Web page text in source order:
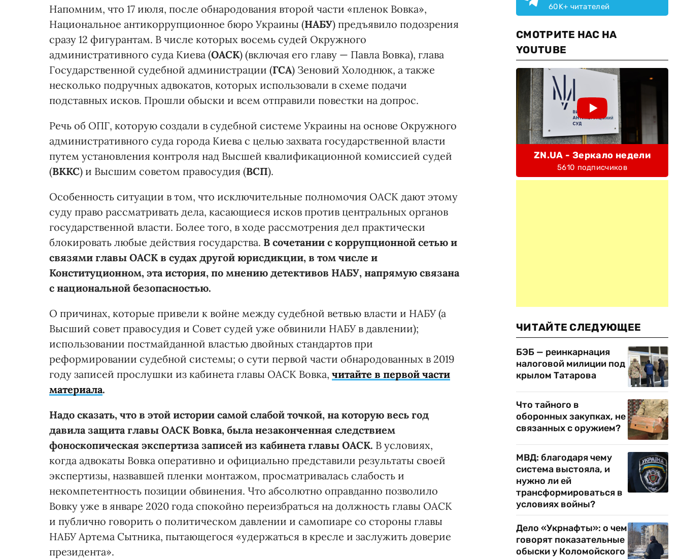
Напомним, что 17 июля, после обнародования второй части «пленок Вовка»,
Национальное антикоррупционное бюро Украины (НАБУ) предъявило подозрения
сразу 12 фигурантам. В числе которых восемь судей Окружного
административного суда Киева (ОАСК) (включая его главу — Павла Вовка), глава
Государственной судебной администрации (ГСА) Зеновий Холоднюк, а также
несколько подручных адвокатов, которых использовали в схеме подачи
подставных исков. Прошли обыски и всем отправили повестки на допрос.
Речь об ОПГ, которую создали в судебной системе Украины на основе Окружного
административного суда города Киева с целью захвата государственной власти
путем установления контроля над Высшей квалификационной комиссией судей
(ВККС) и Высшим советом правосудия (ВСП).
Особенность ситуации в том, что исключительные полномочия ОАСК дают этому
суду право рассматривать дела, касающиеся исков против центральных органов
государственной власти. Более того, в ходе рассмотрения дел практически
блокировать любые действия государства. В сочетании с коррупционной сетью и
связями главы ОАСК в судах другой юрисдикции, в том числе и
Конституционном, эта история, по мнению детективов НАБУ, напрямую связана
с национальной безопасностью.
О причинах, которые привели к войне между судебной ветвью власти и НАБУ (а
Высший совет правосудия и Совет судей уже обвинили НАБУ в давлении);
использовании постмайданной властью двойных стандартов при
реформировании судебной системы; о сути первой части обнародованных в 2019
году записей прослушки из кабинета главы ОАСК Вовка, читайте в первой части
материала.
Надо сказать, что в этой истории самой слабой точкой, на которую весь год
давила защита главы ОАСК Вовка, была незаконченная следствием
фоноскопическая экспертиза записей из кабинета главы ОАСК. В условиях,
когда адвокаты Вовка оперативно и официально представили результаты своей
экспертизы, назвавшей пленки монтажом, просматривалась слабость и
некомпетентность позиции обвинения. Что абсолютно оправданно позволило
Вовку уже в январе 2020 года спокойно переизбраться на должность главы ОАСК
и публично говорить о политическом давлении и самопиаре со стороны главы
НАБУ Артема Сытника, пытающегося «удержаться в кресле и заслужить доверие
президента».
60K+ читателей
СМОТРИТЕ НАС НА
YOUTUBE
ZN.UA - Зеркало недели
5610 подписчиков
ЧИТАЙТЕ СЛЕДУЮЩЕЕ
БЭБ — реинкарнация
налоговой милиции под
крылом Татарова
Что тайного в
оборонных закупках, не
связанных с оружием?
МВД: благодаря чему
система выстояла, и
нужно ли ей
трансформироваться в
условиях войны?
Дело «Укрнафты»: о чем
говорят показательные
обыски у Коломойского